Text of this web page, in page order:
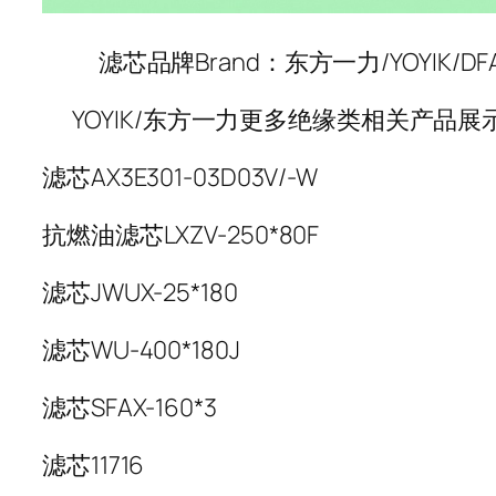
滤芯品牌Brand：东方一力/YOYIK/DFA
YOYIK/东方一力更多绝缘类相关产品展
滤芯AX3E301-03D03V/-W
抗燃油滤芯LXZV-250*80F
滤芯JWUX-25*180
滤芯WU-400*180J
滤芯SFAX-160*3
滤芯11716